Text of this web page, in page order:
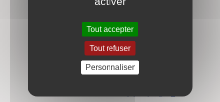
juillet 2023 pour adopter
une série de mesures
visant à améliorer la
sécurité routière en
France. Dématérialisation
<< < 1 2
Tout accepter
Tout refuser
Personnaliser